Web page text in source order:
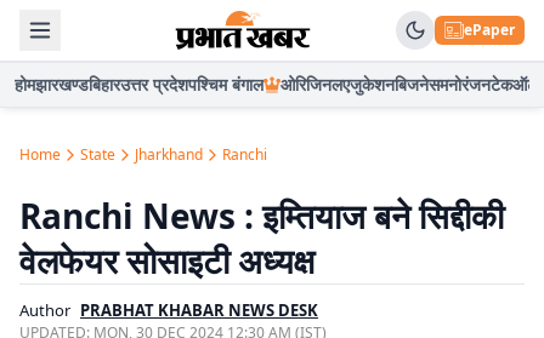
ePaper
होमझारखण्डबिहारउत्तर प्रदेशपश्चिम बंगाल ओरिजिनलएजुकेशनबिजनेसमनोरंजनटेकऑटो
Home State Jharkhand Ranchi
Ranchi News : इम्तियाज बने सिद्दीकी
वेलफेयर सोसाइटी अध्यक्ष
Author PRABHAT KHABAR NEWS DESK
UPDATED: MON, 30 DEC 2024 12:30 AM (IST)